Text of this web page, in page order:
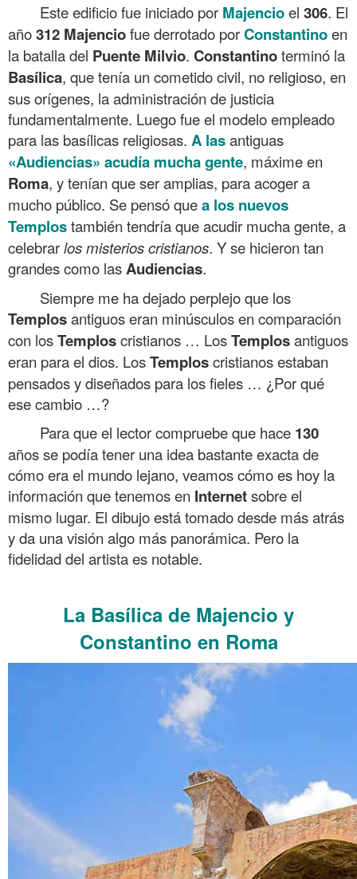
Este edificio fue iniciado por Majencioel 306. El
año312 Majenciofue derrotado porConstantinoen
la batalla del Puente Milvio. Constantinoterminó la
Basílica, que tenía un cometido civil, no religioso, en
sus orígenes, la administración de justicia
fundamentalmente. Luego fue el modelo empleado
para las basílicas religiosas. A lasantiguas
«Audiencias» acudía mucha gente, máxime en
Roma, y tenían que ser amplias, para acoger a
mucho público. Se pensó quea los nuevos
Templostambién tendría que acudir mucha gente, a
celebrarlos misterios cristianos. Y se hicieron tan
grandes como lasAudiencias.
Siempre me ha dejado perplejo que los
Templosantiguos eran minúsculos en comparación
con losTemploscristianos … LosTemplosantiguos
eran para el dios. LosTemploscristianos estaban
pensados y diseñados para los fieles … ¿Por qué
ese cambio …?
Para que el lector compruebe que hace 130
años se podía tener una idea bastante exacta de
cómo era el mundo lejano, veamos cómo es hoy la
información que tenemos en Internetsobre el
mismo lugar. El dibujo está tomado desde más atrás
y da una visión algo más panorámica. Pero la
fidelidad del artista es notable.
La Basílica de Majencio y
Constantino en Roma